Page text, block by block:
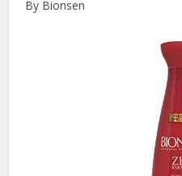
By Bionsen